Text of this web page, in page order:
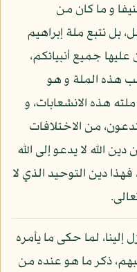
و ما كان من
نتبع ملة إبراهيم
عليها جميع أنبيائكم،
هذه الملة و هو
هذه الانشعابات، و
من الاختلافات
الله لا يدعو إلى الله
دين التوحيد الذي لا
إلينا، لما حكى ما يأمره
ذكر ما هو عنده من